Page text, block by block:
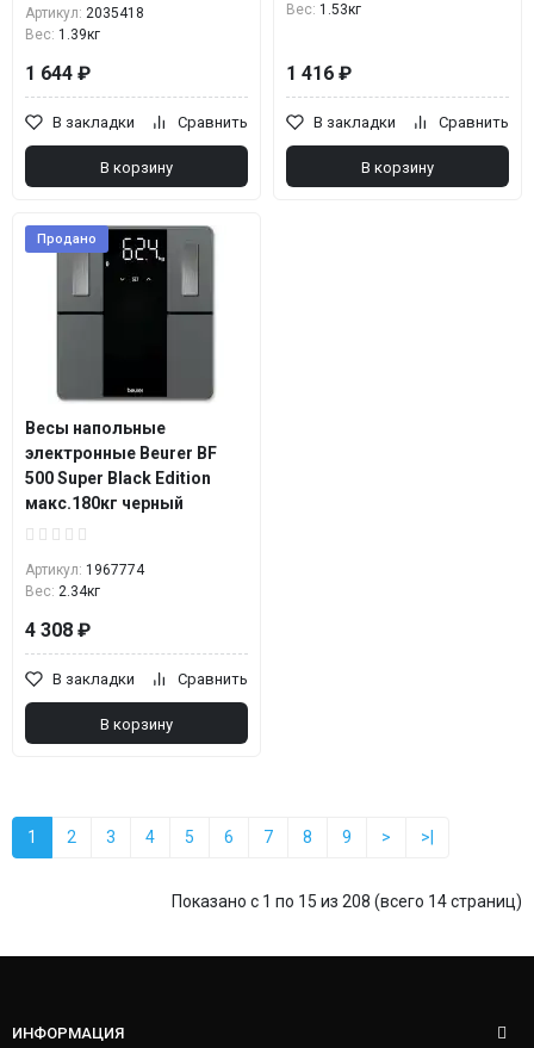
Артикул: 2035418
Вес: 1.39кг
1 644 ₽
В закладки Сравнить
В корзину
Вес: 1.53кг
1 416 ₽
В закладки Сравнить
В корзину
Продано
Весы напольные
электронные Beurer BF
500 Super Black Edition
макс.180кг черный
Артикул: 1967774
Вес: 2.34кг
4 308 ₽
В закладки Сравнить
В корзину
1 2 3 4 5 6 7 8 9 > >|
Показано с 1 по 15 из 208 (всего 14 страниц)
ИНФОРМАЦИЯ